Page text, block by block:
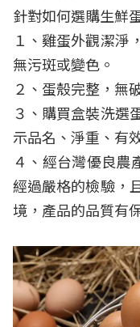
針對如何選購生鮮
１、雞蛋外觀潔淨
無污斑或變色。
２、蛋殼完整，無
３、購買盒裝洗選
示品名、淨重、有
４、經台灣優良農
經過嚴格的檢驗，
境，產品的品質有